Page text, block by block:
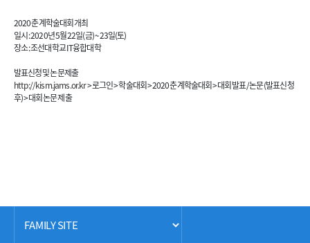
2020 춘계학술대회 개최
일시 : 2020년 5월 22일(금) ~ 23일(토)
장소 : 조선대학교 IT융합대학
발표신청 및 논문제출
http://kism.jams.or.kr> 로그인 > 학술대회 > 2020 춘계학술대회 > 대회 발표/논문 (발표신청
후) > 대회 논문 제출